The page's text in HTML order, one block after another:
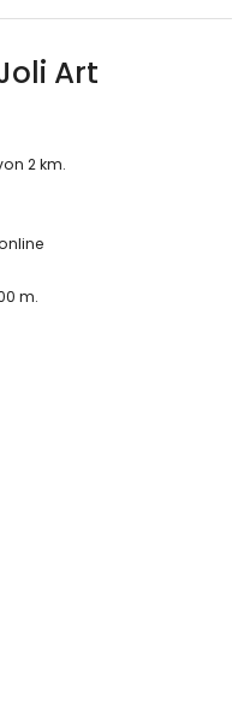
von 100 Kilometern
(innerhalb von 100
von 5 Kilometern
Mietpreis enthalten sind
Aufpreis
(3 klimatisierte
(auf Anfrage)
für Ihre Ferien in Denia,
(Marineta
der Villa)
an der Costa Blanca
Art
2 km.
m.